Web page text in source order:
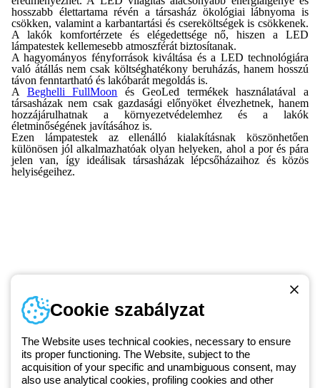
hosszabb élettartama révén a társasház ökológiai lábnyoma is
csökken, valamint a karbantartási és csereköltségek is csökkenek.
A lakók komfortérzete és elégedettsége nő, hiszen a LED
lámpatestek kellemesebb atmoszférát biztosítanak.
A hagyományos fényforrások kiváltása és a LED technológiára
való átállás nem csak költséghatékony beruházás, hanem hosszú
távon fenntartható és lakóbarát megoldás is.
A Beghelli FullMoon és GeoLed termékek használatával a
társasházak nem csak gazdasági előnyöket élvezhetnek, hanem
hozzájárulhatnak a környezetvédelemhez és a lakók
életminőségének javításához is.
Ezen lámpatestek az ellenálló kialakításnak köszönhetően
különösen jól alkalmazhatóak olyan helyeken, ahol a por és pára
jelen van, így ideálisak társasházak lépcsőházaihoz és közös
helyiségeihez.
Since 2025, Beghelli has been part of the GEWISS Group, within the
Telefonszám
Hétfőtől-péntekig: 8.00-16.30
1 951 3194
Cookie szabályzat
The Website uses technical cookies, necessary to ensure
its proper functioning. The Website, subject to the
acquisition of your specific and unambiguous consent, may
also use analytical cookies, profiling cookies and other